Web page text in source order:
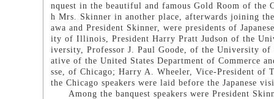
nquest in the beautiful and famous Gold Room of the
h Mrs. Skinner in another place, afterwards joining
awa and President Skinner, were presidents of
ity of Illinois, President Harry Pratt Judson of the
iversity, Professor J. Paul Goode, of the University of
ative of the United States Department of Commerce
sse, of Chicago; Harry A. Wheeler, Vice-President of
the Chicago speakers were laid before the Japanese
Among the banquest speakers were President